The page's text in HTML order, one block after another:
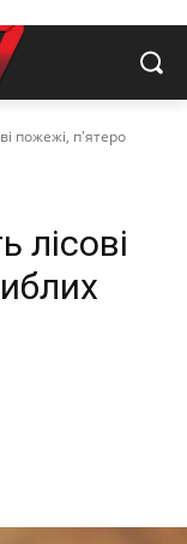
пожежі, п'ятеро
лісові